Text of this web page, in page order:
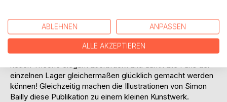
Lebensleistung von Sir Isaak Newton, Max Planck, Albert
Einstein und Herr Gott und um die Verbindungsprobleme,
die sie miteinander hatten und teilweise immer noch haben.
Der Autor legt dar, wie diese Differenzen mittels einer
einzelnen Lager gleichermaßen glücklich gemacht werden
können! Gleichzeitig machen die Illustrationen von Simon
Bailly diese Publikation zu einem kleinen Kunstwerk.
ABLEHNEN ANPASSEN
ALLE AKZEPTIEREN